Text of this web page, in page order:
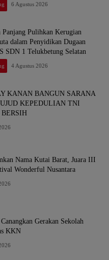
6 Agustus 2026
Panjang Pulihkan Kerugian
dalam Penyidikan Dugaan
SDN 1 Telukbetung Selatan
4 Agustus 2026
KANAN BANGUN SARANA
KEPEDULIAN TNI
Nama Kutai Barat, Juara III
Wonderful Nusantara
Gerakan Sekolah
KKN